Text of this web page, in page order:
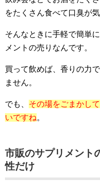
をたくさん食べて口臭が気
そんなときに手軽で簡単
メントの売りなんです。
買って飲めば、香りの力
ません。
でも、 その場をごまかし
いですね。
市販のサプリメント
性だけ